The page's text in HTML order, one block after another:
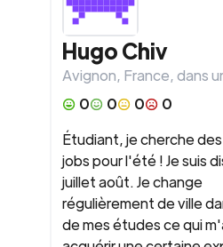
Hugo Chiv
Avignon, France, dans
0
0 0
0
Étudiant, je cherche
jobs pour l'été ! Je suis
juillet août. Je change
régulièrement de ville
de mes études ce qui